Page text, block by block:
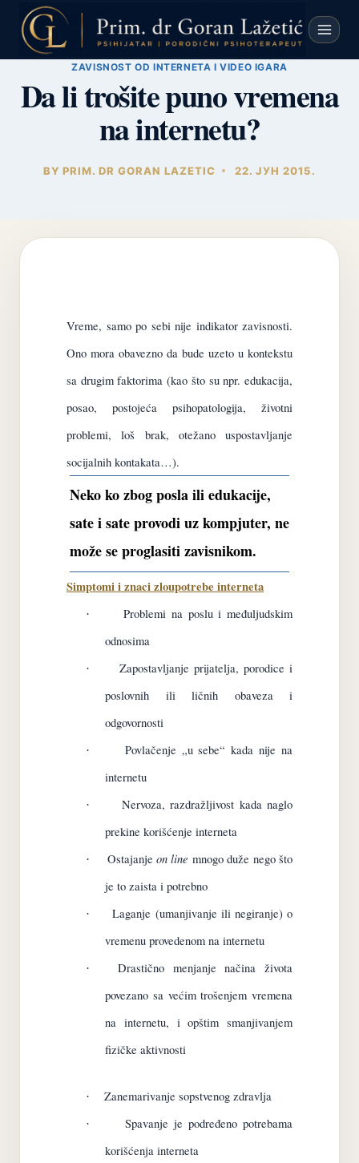
content
ZAVISNOST OD INTERNETA I VIDEO IGARA
Da li trošite puno vremena
na internetu?
BY PRIM. DR GORAN LAZETIC 22. ЈУН 2015.
Vreme, samo po sebi nije indikator zavisnosti.
Ono mora obavezno da bude uzeto u kontekstu
sa drugim faktorima (kao što su npr. edukacija,
posao, postojeća psihopatologija, životni
problemi, loš brak, otežano uspostavljanje
socijalnih kontakata…).
Neko ko zbog posla ili edukacije,
sate i sate provodi uz kompjuter, ne
može se proglasiti zavisnikom.
Simptomi i znaci zloupotrebe interneta
·
Problemi na poslu i međuljudskim
odnosima
·
Zapostavljanje prijatelja, porodice i
poslovnih ili ličnih obaveza i
odgovornosti
·
Povlačenje „u sebe“ kada nije na
internetu
·
Nervoza, razdražljivost kada naglo
prekine korišćenje interneta
· Ostajanjeon line mnogo duže nego što
je to zaista i potrebno
·
Laganje (umanjivanje ili negiranje) o
vremenu provedenom na internetu
·
Drastično menjanje načina života
povezano sa većim trošenjem vremena
na internetu, i opštim smanjivanjem
fizičke aktivnosti
· Zanemarivanje sopstvenog zdravlja
·
Spavanje je podređeno potrebama
korišćenja interneta